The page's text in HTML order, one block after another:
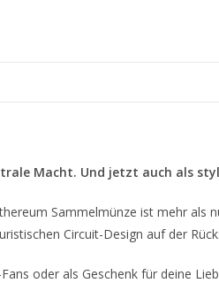
Macht. Und jetzt auch als
Sammelmünze ist mehr als
Circuit-Design auf der
oder als Geschenk für deine